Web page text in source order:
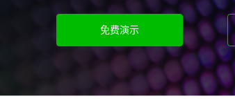
免费演示